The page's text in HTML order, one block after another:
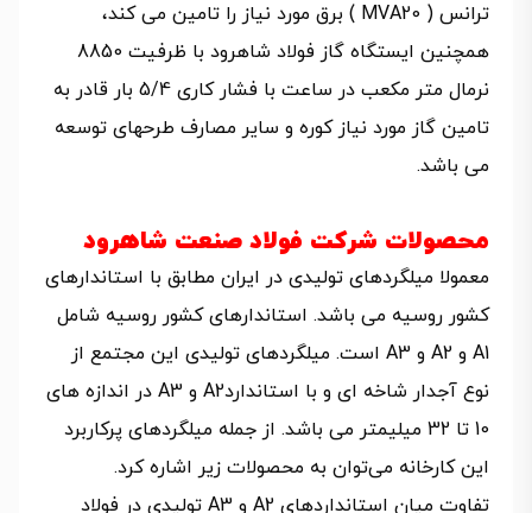
ترانس ( MVA20 ) برق مورد نیاز را تامین می کند،
همچنین ایستگاه گاز فولاد شاهرود با ظرفیت 8850
نرمال متر مکعب در ساعت با فشار کاری 5/4 بار قادر به
تامین گاز مورد نیاز کوره و سایر مصارف طرحهای توسعه
می باشد.
محصولات شرکت فولاد صنعت شاهرود
معمولا میلگردهای تولیدی در ایران مطابق با استاندارهای
کشور روسیه می باشد. استاندارهای کشور روسیه شامل
A1 و A2 و A3 است. میلگردهای تولیدی این مجتمع از
نوع آجدار شاخه ای و با استانداردA2 و A3 در اندازه های
10 تا 32 میلیمتر می باشد. از جمله میلگردهای پرکاربرد
این کارخانه می‌توان به محصولات زیر اشاره کرد.
تفاوت میان استانداردهای A2 و A3 تولیدی در فولاد